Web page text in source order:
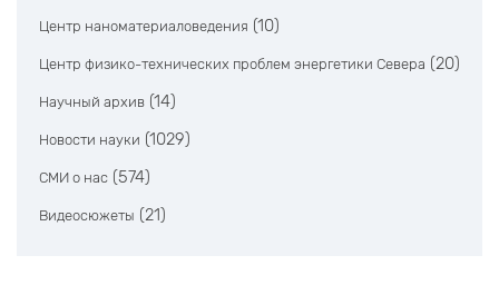
Центр наноматериаловедения (10)
Центр физико-технических проблем энергетики Севера (20)
Научный архив (14)
Новости науки (1029)
СМИ о нас (574)
Видеосюжеты (21)